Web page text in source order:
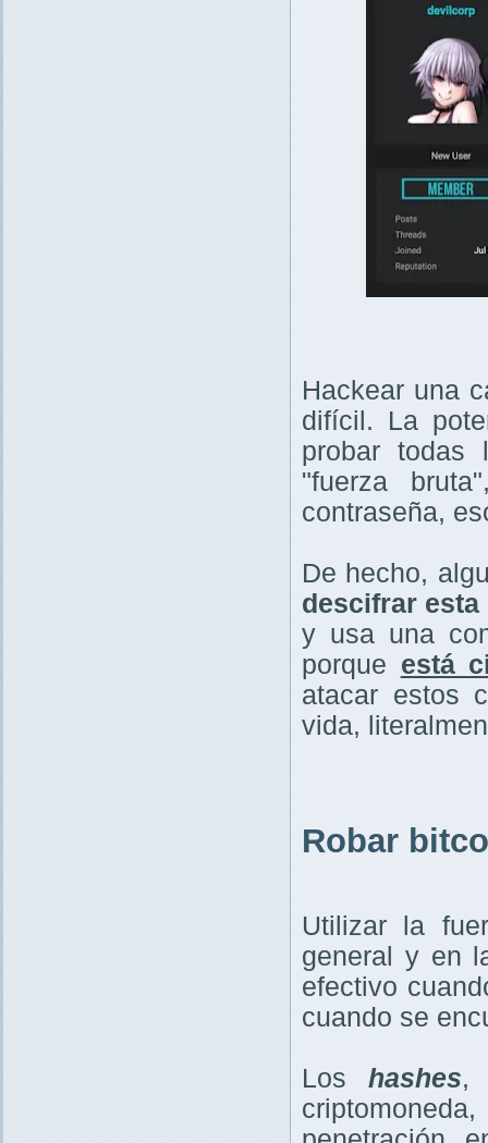
Hackear una
difícil. La
probar todas
"fuerza
contraseña,
De hecho,
descifrar esta
y usa una
porque está
atacar estos
vida,
Robar
Utilizar la
general y en
efectivo
cuando se
Loshashes,